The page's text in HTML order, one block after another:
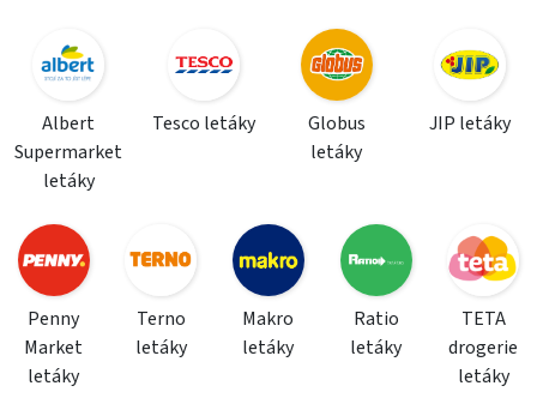
Albert
Supermarket
letáky
Tesco letáky
Globus
letáky
JIP letáky
Penny
Market
letáky
Terno
letáky
Makro
letáky
Ratio
letáky
TETA
drogerie
letáky